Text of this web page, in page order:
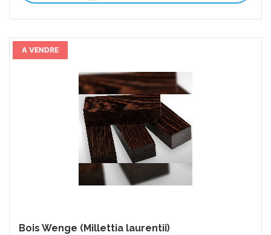
Bois Wenge (Millettia laurentii)
A VENDRE